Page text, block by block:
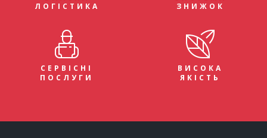
ЛОГІСТИКА
ЗНИЖОК
СЕРВІСНІ
ПОСЛУГИ
ВИСОКА
ЯКІСТЬ